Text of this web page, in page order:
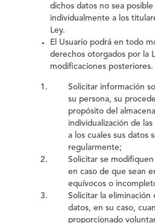
dichos datos no sea
individualmente a los
Ley.
El Usuario podrá en todo
derechos otorgados por la
modificaciones
Solicitar información
su persona, su
propósito del
individualización de
a los cuales sus datos
regularmente;
Solicitar se
en caso de que sean
equívocos o
Solicitar la eliminación
datos, en su caso,
proporcionado